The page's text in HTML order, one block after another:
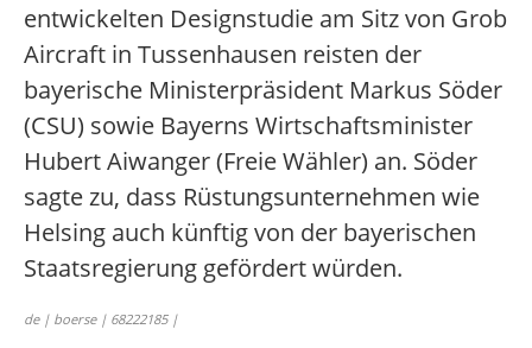
entwickelten Designstudie am Sitz von Grob
Aircraft in Tussenhausen reisten der
bayerische Ministerpräsident Markus Söder
(CSU) sowie Bayerns Wirtschaftsminister
Hubert Aiwanger (Freie Wähler) an. Söder
sagte zu, dass Rüstungsunternehmen wie
Helsing auch künftig von der bayerischen
Staatsregierung gefördert würden.
de | boerse | 68222185 |